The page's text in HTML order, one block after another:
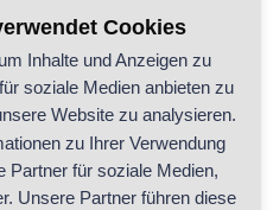
ACTION
Cookies
Inhalte und Anzeigen zu
soziale Medien anbieten zu
Website zu analysieren.
zu Ihrer Verwendung
Partner für soziale Medien,
Unsere Partner führen diese